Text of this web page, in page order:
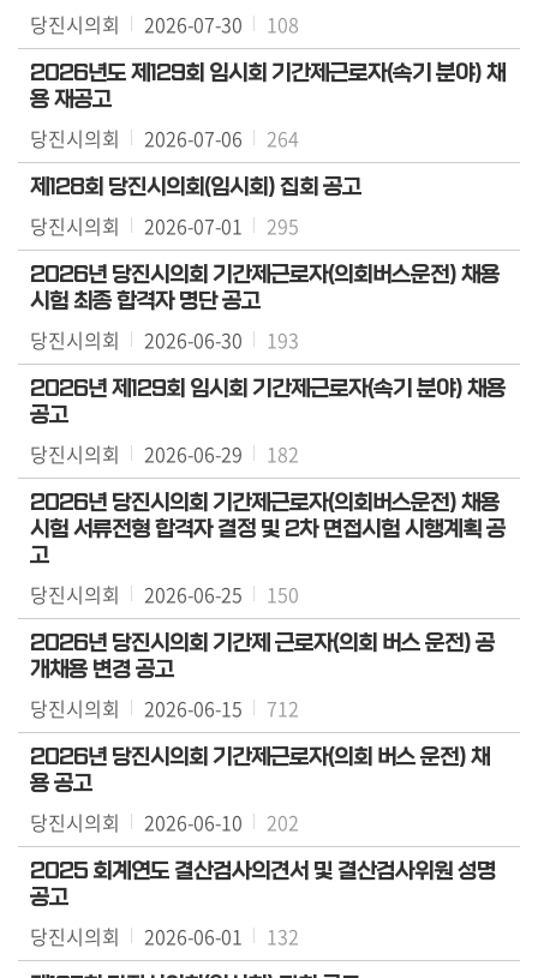
당진시의회 2026-07-30 108
2026년도 제129회 임시회 기간제근로자(속기 분야) 채
용 재공고
당진시의회 2026-07-06 264
제128회 당진시의회(임시회) 집회 공고
당진시의회 2026-07-01 295
2026년 당진시의회 기간제근로자(의회버스운전) 채용
시험 최종 합격자 명단 공고
당진시의회 2026-06-30 193
2026년 제129회 임시회 기간제근로자(속기 분야) 채용
공고
당진시의회 2026-06-29 182
2026년 당진시의회 기간제근로자(의회버스운전) 채용
시험 서류전형 합격자 결정 및 2차 면접시험 시행계획 공
고
당진시의회 2026-06-25 150
2026년 당진시의회 기간제 근로자(의회 버스 운전) 공
개채용 변경 공고
당진시의회 2026-06-15 712
2026년 당진시의회 기간제근로자(의회 버스 운전) 채
용 공고
당진시의회 2026-06-10 202
2025 회계연도 결산검사의견서 및 결산검사위원 성명
공고
당진시의회 2026-06-01 132